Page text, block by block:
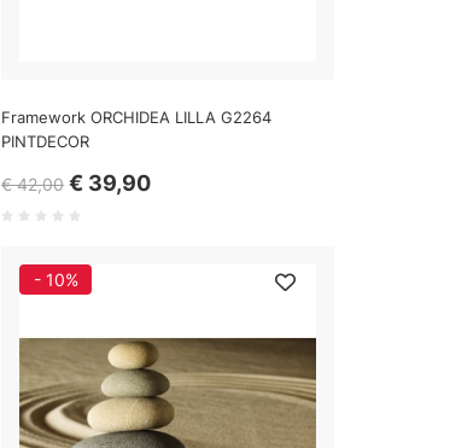
Framework ORCHIDEA LILLA G2264
PINTDECOR
€ 42,00 € 39,90
- 10%